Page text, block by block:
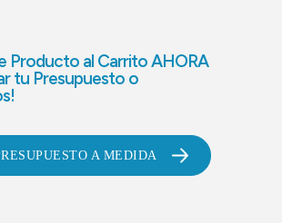
Producto al Carrito AHORA
tu Presupuesto o
A MEDIDA